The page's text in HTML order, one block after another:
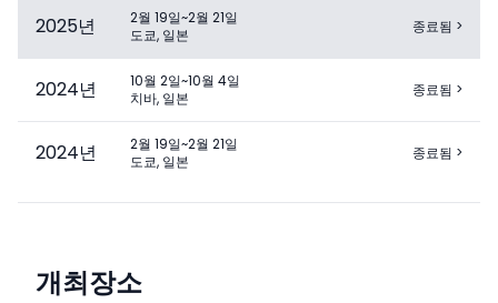
2025년
2월 19일~2월 21일
도쿄, 일본
종료됨 >
2024년
10월 2일~10월 4일
치바, 일본
종료됨 >
2024년
2월 19일~2월 21일
도쿄, 일본
종료됨 >
개최장소